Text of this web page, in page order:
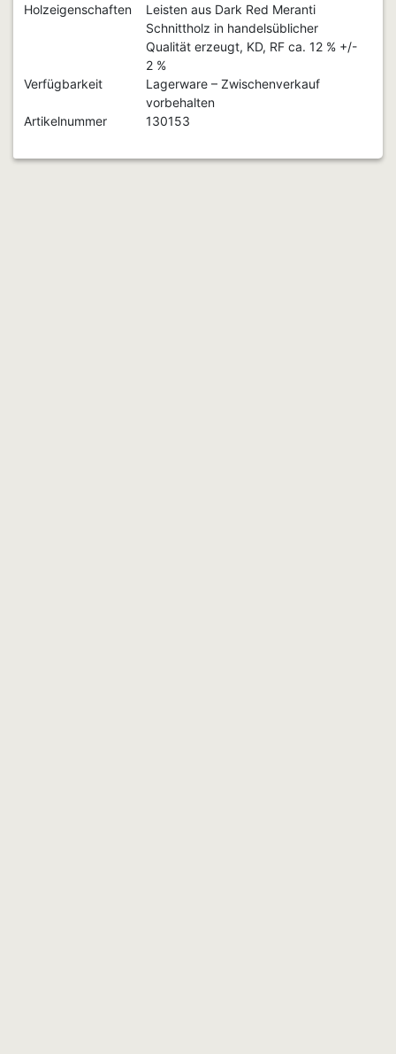
Holzeigenschaften
Leisten aus Dark Red Meranti
Schnittholz in handelsüblicher
Qualität erzeugt, KD, RF ca. 12 % +/-
2 %
Verfügbarkeit
Lagerware – Zwischenverkauf
vorbehalten
Artikelnummer
130153